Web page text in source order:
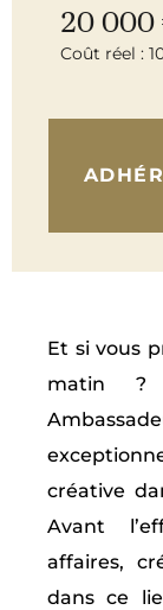
20 000
Coût réel :
Et si vous
matin ?
créative
Avant
affaires,
dans ce